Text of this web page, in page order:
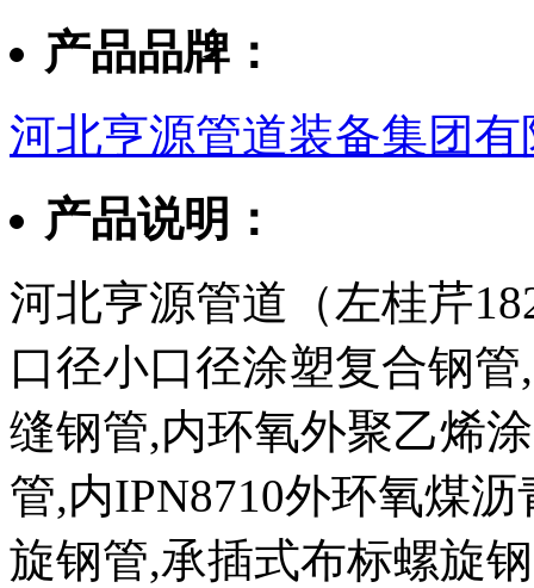
产品品牌：
河北亨源管道装备集团有
产品说明：
河北亨源管道（左桂芹
口径小口径涂塑复合钢
缝钢管,内环氧外聚乙烯
管,内IPN8710外环氧煤
旋钢管,承插式布标螺旋